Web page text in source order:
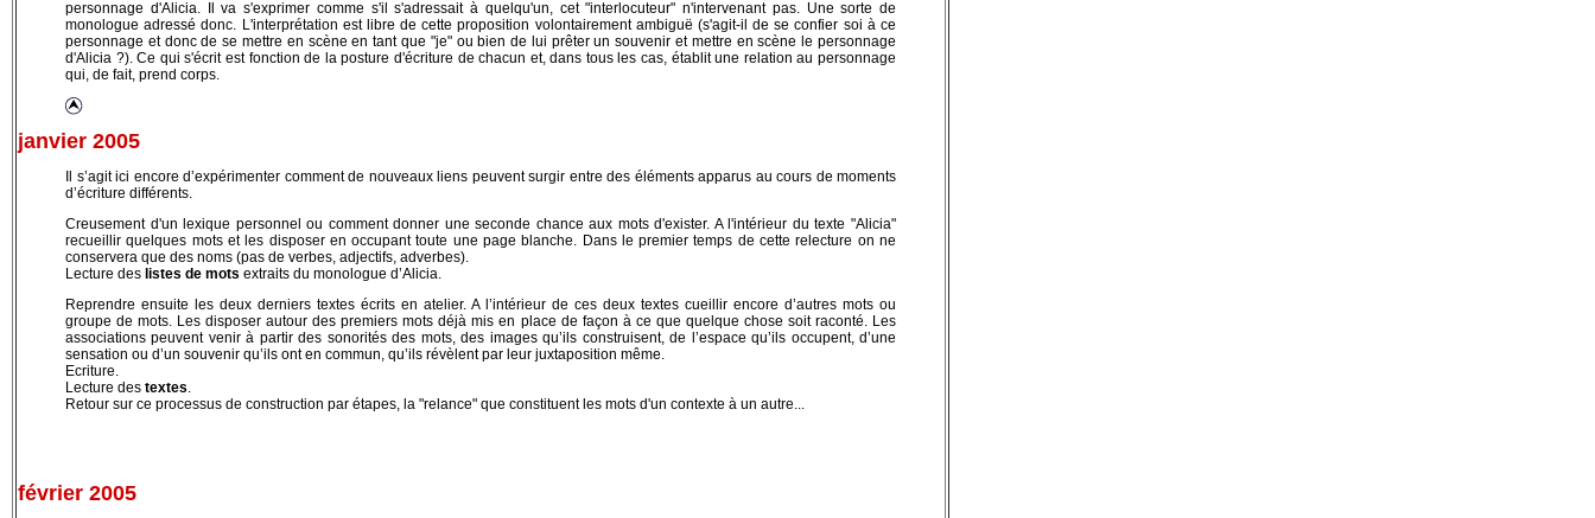
personnage d'Alicia. Il va s'exprimer comme s'il s'adressait à quelqu'un, cet "interlocuteur" n'intervenant pas. Une sorte de
monologue adressé donc. L'interprétation est libre de cette proposition volontairement ambiguë (s'agit-il de se confier soi à ce
personnage et donc de se mettre en scène en tant que "je" ou bien de lui prêter un souvenir et mettre en scène le personnage
d'Alicia ?). Ce qui s'écrit est fonction de la posture d'écriture de chacun et, dans tous les cas, établit une relation au personnage
qui, de fait, prend corps.
janvier 2005
Il s’agit ici encore d’expérimenter comment de nouveaux liens peuvent surgir entre des éléments apparus au cours de moments
d’écriture différents.
Creusement d'un lexique personnel ou comment donner une seconde chance aux mots d'exister. A l'intérieur du texte "Alicia"
recueillir quelques mots et les disposer en occupant toute une page blanche. Dans le premier temps de cette relecture on ne
conservera que des noms (pas de verbes, adjectifs, adverbes).
Lecture des listes de mots extraits du monologue d’Alicia.
Reprendre ensuite les deux derniers textes écrits en atelier. A l’intérieur de ces deux textes cueillir encore d’autres mots ou
groupe de mots. Les disposer autour des premiers mots déjà mis en place de façon à ce que quelque chose soit raconté. Les
associations peuvent venir à partir des sonorités des mots, des images qu’ils construisent, de l’espace qu’ils occupent, d’une
sensation ou d’un souvenir qu’ils ont en commun, qu’ils révèlent par leur juxtaposition même.
Ecriture.
Lecture des textes.
Retour sur ce processus de construction par étapes, la "relance" que constituent les mots d'un contexte à un autre...
février 2005